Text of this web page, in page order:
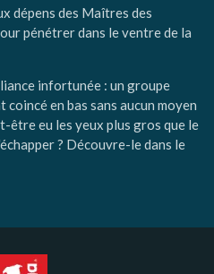
dépens des Maîtres des
pénétrer dans le ventre de la
infortunée : un groupe
en bas sans aucun moyen
être eu les yeux plus gros que le
? Découvre-le dans le